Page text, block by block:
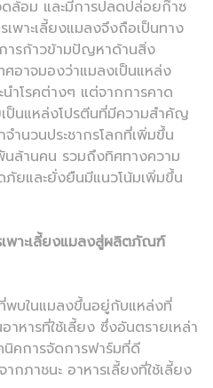
ล้อม และมีการปลดปล่อยก๊าซ
พาะเลี้ยงแมลงจึงถือเป็นทาง
การก้าวข้ามปัญหาด้านสิ่ง
อาจมองว่าแมลงเป็นแหล่ง
นำโรคต่างๆ แต่จากการคาด
นแหล่งโปรตีนที่มีความสำคัญ
ำนวนประชากรโลกที่เพิ่มขึ้น
ล้านคน รวมถึงทิศทางความ
ยและยั่งยืนมีแนวโน้มเพิ่มขึ้น
พาะเลี้ยงแมลงสู่ผลิตภัณฑ์
บในแมลงขึ้นอยู่กับแหล่งที่
าหารที่ใช้เลี้ยง ซึ่งอันตรายเหล่า
นิคการจัดการฟาร์มที่ดี
กภาชนะ อาหารเลี้ยงที่ใช้เลี้ยง